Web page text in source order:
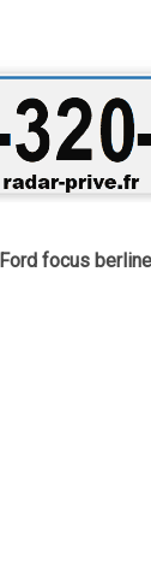
Ford focus berline